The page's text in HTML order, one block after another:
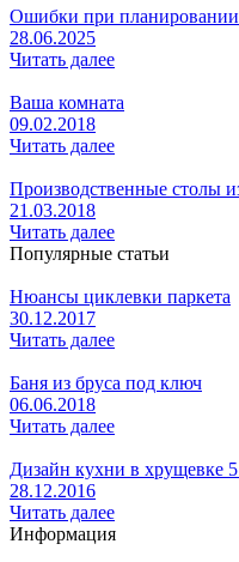
Ошибки при планировании
28.06.2025
Читать далее
Ваша комната
09.02.2018
Читать далее
Производственные столы
21.03.2018
Читать далее
Популярные статьи
Нюансы циклевки паркета
30.12.2017
Читать далее
Баня из бруса под ключ
06.06.2018
Читать далее
Дизайн кухни в хрущевке
28.12.2016
Читать далее
Информация